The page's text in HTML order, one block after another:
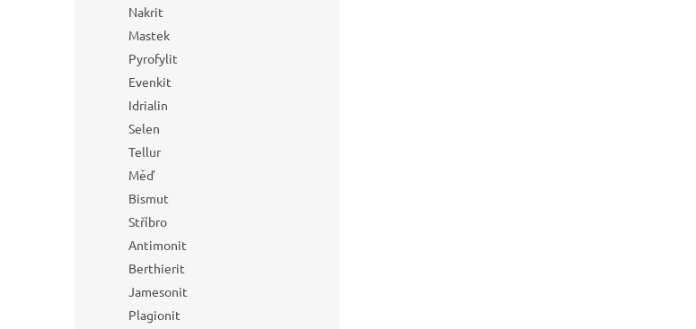
Nakrit
Mastek
Pyrofylit
Evenkit
Idrialin
Selen
Tellur
Měď
Bismut
Stříbro
Antimonit
Berthierit
Jamesonit
Plagionit